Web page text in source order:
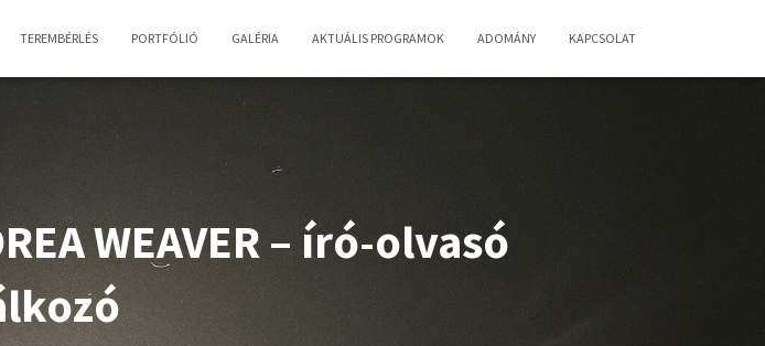
TEREMBÉRLÉS PORTFÓLIÓ GALÉRIA AKTUÁLIS PROGRAMOK ADOMÁNY KAPCSOLAT
WEAVER – író-olvasó